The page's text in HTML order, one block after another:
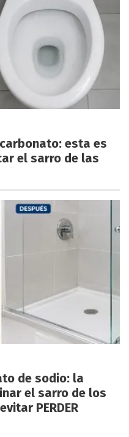
esta es
el sarro de las
de sodio: la
el sarro de los
PERDER